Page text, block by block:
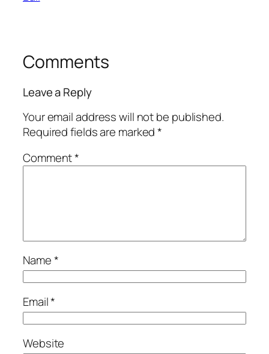
Comments
Leave a Reply
Your email address will not be published.
Required fields are marked*
Comment*
Name*
Email*
Website